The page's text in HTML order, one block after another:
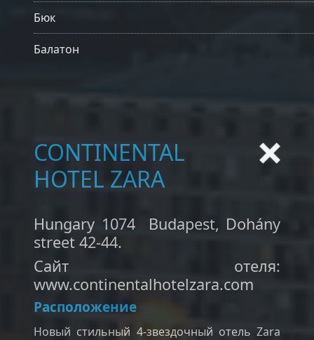
Бюк
Балатон
CONTINENTAL
HOTEL ZARA
Hungary 1074 Budapest, Dohány
street 42-44.
Сайт отеля:
www.continentalhotelzara.com
Расположение
Новый стильный 4-звездочный отель Zara